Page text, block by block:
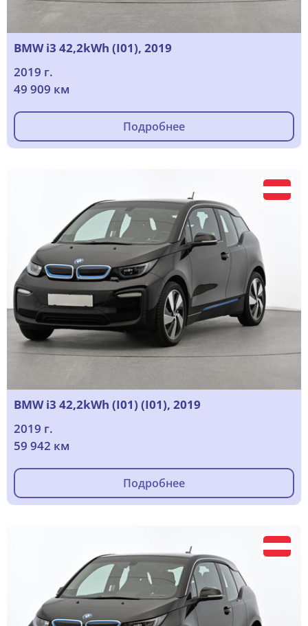
BMW i3 42,2kWh (I01), 2019
2019 г.
49 909 км
Подробнее
BMW i3 42,2kWh (I01) (I01), 2019
2019 г.
59 942 км
Подробнее